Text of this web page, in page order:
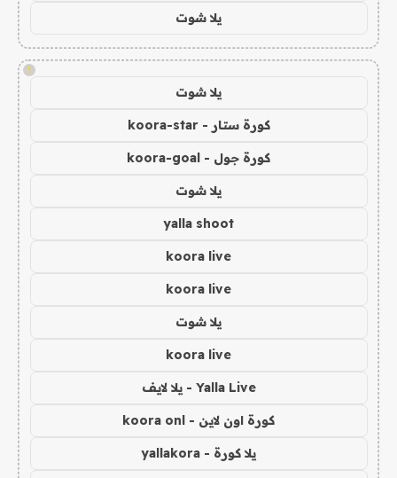
يلا شوت
!
يلا شوت
كورة ستار - koora-star
كورة جول - koora-goal
يلا شوت
yalla shoot
koora live
koora live
يلا شوت
koora live
Yalla Live - يلا لايف
كورة اون لاين - koora onl
يلا كورة - yallakora